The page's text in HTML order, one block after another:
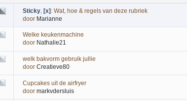
Sticky [x]: Wat, hoe & regels van deze rubriek
door Marianne
Welke keukenmachine
door Nathalie21
welk bakvorm gebruik jullie
door Creatieve80
Cupcakes uit de airfryer
door markvdersluis